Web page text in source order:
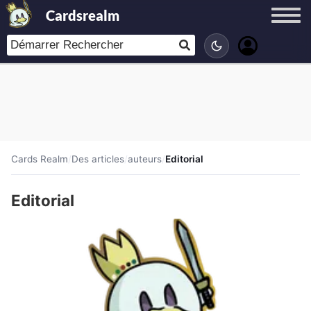
Cardsrealm
Cards Realm/Des articles/auteurs/Editorial
Editorial